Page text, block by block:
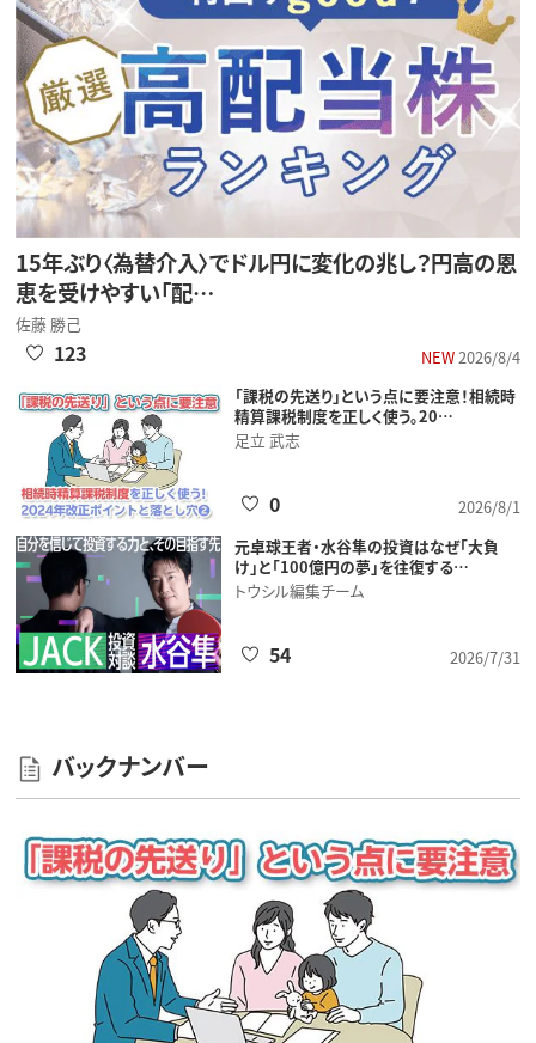
15年ぶり〈為替介入〉でドル円に変化の兆し？円高の恩
恵を受けやすい「配…
佐藤 勝己
NEW2026/8/4
123
「課税の先送り」という点に要注意！相続時
精算課税制度を正しく使う。20…
足立 武志
2026/8/1
0
元卓球王者・水谷隼の投資はなぜ「大負
け」と「100億円の夢」を往復する…
トウシル編集チーム
2026/7/31
54
バックナンバー